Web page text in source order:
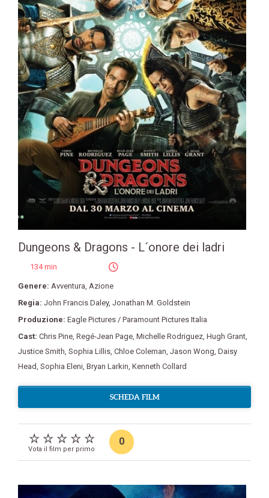
Dungeons & Dragons - L´onore dei ladri
134 min
Genere: Avventura Azione
Regia: John Francis Daley, Jonathan M. Goldstein
Produzione: Eagle Pictures / Paramount Pictures Italia
Cast: Chris Pine Regé-Jean Page Michelle Rodriguez Hugh Grant
Justice Smith Sophia Lillis Chloe Coleman Jason Wong Daisy
Head Sophia Eleni Bryan Larkin Kenneth Collard
SCHEDA FILM
Vota il film per primo
0